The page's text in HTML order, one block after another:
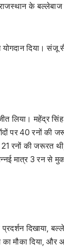
के
योगदान दिया। संजू
लिया। महेंद्र सिंह
पर 40 रनों की
रनों की जरूरत
मात्र 3 रन से
दिखाया,
मौका दिया, और